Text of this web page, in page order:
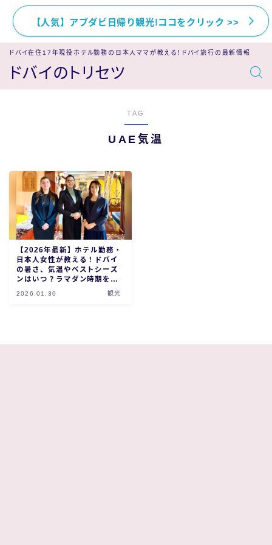
【人気】アブダビ日帰り観光!ココをクリック >>
ドバイのトリセツ
ドバイ在住17年現役ホテル勤務の日本人ママが教える！ドバイ旅行の最新情報
TAG
UAE気温
【2026年最新】ホテル勤務・
日本人女性が教える！ドバイ
の暑さ、気温やベストシーズ
ンはいつ？ラマダン時期を徹
2026.01.30 観光